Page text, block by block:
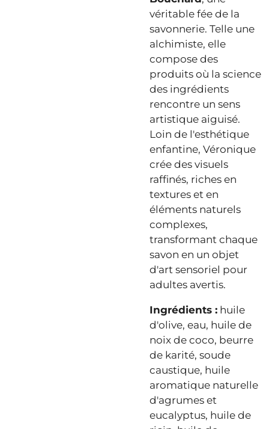
véritable fée de la
savonnerie. Telle une
alchimiste, elle
compose des
produits où la science
des ingrédients
rencontre un sens
artistique aiguisé.
Loin de l'esthétique
enfantine, Véronique
crée des visuels
raffinés, riches en
textures et en
éléments naturels
complexes,
transformant chaque
savon en un objet
d'art sensoriel pour
adultes avertis.
Ingrédients : huile
d'olive, eau, huile de
noix de coco, beurre
de karité, soude
caustique, huile
aromatique naturelle
d'agrumes et
eucalyptus, huile de